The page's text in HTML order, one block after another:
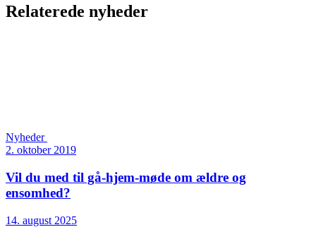
Relaterede nyheder
Nyheder
2. oktober 2019
Vil du med til gå-hjem-møde om ældre og
ensomhed?
14. august 2025